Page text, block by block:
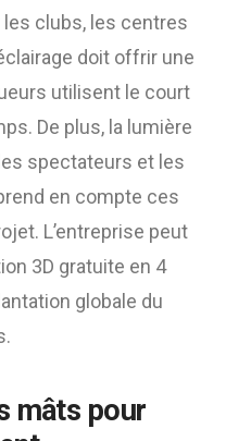
clubs, les centres
doit offrir une
utilisent le court
De plus, la lumière
spectateurs et les
en compte ces
L’entreprise peut
3D gratuite en 4
globale du
mâts pour